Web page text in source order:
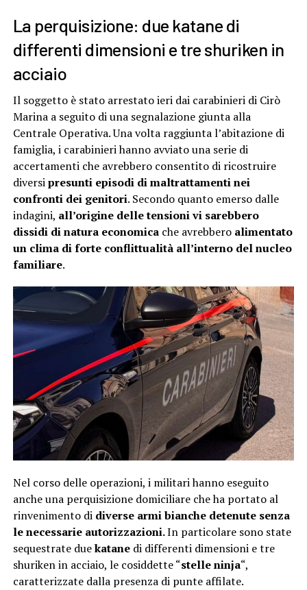
La perquisizione: due katane di
differenti dimensioni e tre shuriken in
acciaio
Il soggetto è stato arrestato ieri dai carabinieri di Cirò
Marina a seguito di una segnalazione giunta alla
Centrale Operativa. Una volta raggiunta l’abitazione di
famiglia, i carabinieri hanno avviato una serie di
accertamenti che avrebbero consentito di ricostruire
diversipresunti episodi di maltrattamenti nei
confronti dei genitori. Secondo quanto emerso dalle
indagini, all’origine delle tensioni vi sarebbero
dissidi di natura economicache avrebbero alimentato
un clima di forte conflittualità all’interno del nucleo
familiare.
Nel corso delle operazioni, i militari hanno eseguito
anche una perquisizione domiciliare che ha portato al
rinvenimento di diverse armi bianche detenute senza
le necessarie autorizzazioni.In particolare sono state
sequestrate duekatanedi differenti dimensioni e tre
shuriken in acciaio, le cosiddette “stelle ninja“,
caratterizzate dalla presenza di punte affilate.